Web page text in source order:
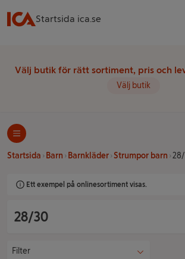
Startsida ica.se
Välj butik för rätt sortiment, pris och
Välj butik
Startsida Barn Barnkläder Strumpor barn
Ett exempel på onlinesortiment visas.
28/30
Filter